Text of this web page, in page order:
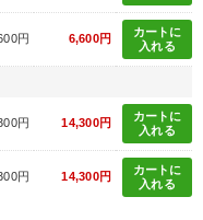
円 6,600円
カートに
入れる
円 14,300円
カートに
入れる
円 14,300円
カートに
入れる